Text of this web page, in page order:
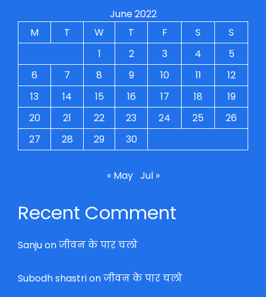
June 2022
M
T W T F S
S
1
2 3 4
5
6
7 8 9 10 11
12
13
14 15 16 17 18
19
20
21 22 23 24 25
26
27
28 29 30
« May Jul »
Recent Comment
Sanjuonजीवन के पार चलो
Subodh shastrionजीवन के पार चलो